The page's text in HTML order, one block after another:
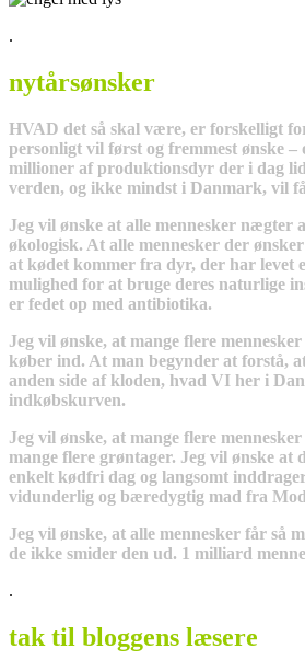
.
nytårsønsker
HVAD det så skal være, er forskelligt
personligt vil først og fremmest ønske –
millioner af produktionsdyr der i dag
verden, og ikke mindst i Danmark, vil
Jeg vil ønske at alle mennesker nægter
økologisk. At alle mennesker der
at kødet kommer fra dyr, der har levet
mulighed for at bruge deres naturlige
er fedet op med antibiotika.
Jeg vil ønske, at mange flere
køber ind. At man begynder at forstå,
anden side af kloden, hvad VI her i
indkøbskurven.
Jeg vil ønske, at mange flere
mange flere grøntager. Jeg vil ønske at
enkelt kødfri dag og langsomt
vidunderlig og bæredygtig mad fra
Jeg vil ønske, at alle mennesker får så
de ikke smider den ud. 1 milliard
.
tak til bloggens læsere